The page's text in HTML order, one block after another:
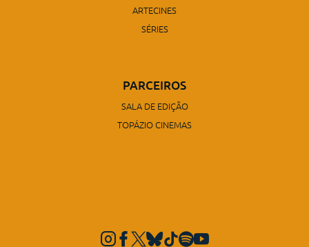
ARTECINES
SÉRIES
PARCEIROS
SALA DE EDIÇÃO
TOPÁZIO CINEMAS